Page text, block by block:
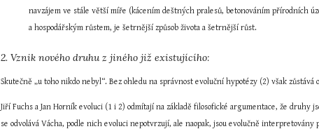
navzájem ve stále větší míře (kácením deštných pralesů, betonováním přírodních
a hospodářským růstem, je šetrnější způsob života a šetrnější růst.
2. Vznik nového druhu z jiného již existujícího:
Skutečně „u toho nikdo nebyl“. Bez ohledu na správnost evoluční hypotézy (2) však
Jiří Fuchs a Jan Horník evoluci (1 i 2) odmítají na základě filosofické argumentace, že
se odvolává Vácha, podle nich evoluci nepotvrzují, ale naopak, jsou evolučně